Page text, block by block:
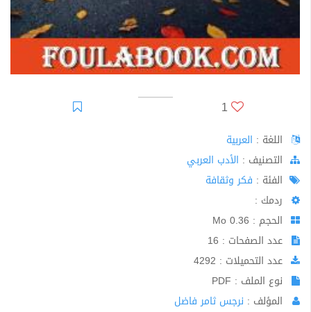
1
اللغة : العربية
اﻟﺘﺼﻨﻴﻒ : الأدب العربي
الفئة : فكر وثقافة
ردمك :
الحجم : 0.36 Mo
عدد الصفحات : 16
عدد التحميلات : 4292
نوع الملف : PDF
المؤلف : نرجس ثامر فاضل